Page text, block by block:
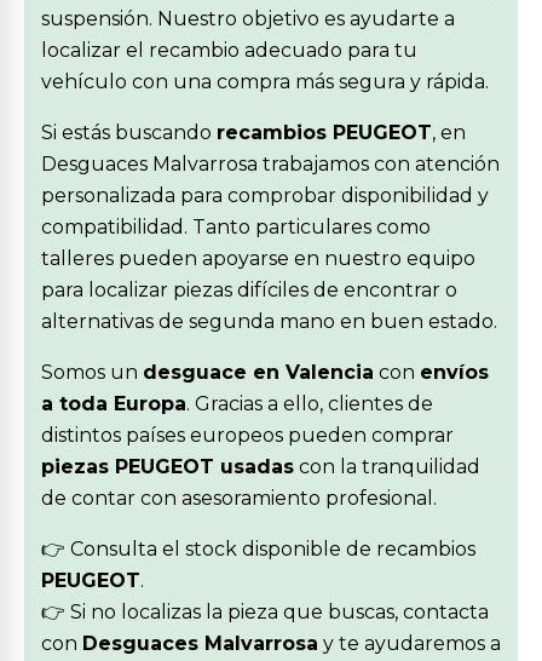
suspensión. Nuestro objetivo es ayudarte a
localizar el recambio adecuado para tu
vehículo con una compra más segura y rápida.
Si estás buscando recambios PEUGEOT, en
Desguaces Malvarrosa trabajamos con atención
personalizada para comprobar disponibilidad y
compatibilidad. Tanto particulares como
talleres pueden apoyarse en nuestro equipo
para localizar piezas difíciles de encontrar o
alternativas de segunda mano en buen estado.
Somos un desguace en Valencia con envíos
a toda Europa. Gracias a ello, clientes de
distintos países europeos pueden comprar
piezas PEUGEOT usadas con la tranquilidad
de contar con asesoramiento profesional.
👉 Consulta el stock disponible de recambios
PEUGEOT.
👉 Si no localizas la pieza que buscas, contacta
con Desguaces Malvarrosa y te ayudaremos a